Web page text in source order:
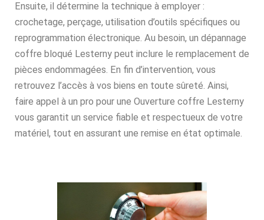
Ensuite, il détermine la technique à employer :
crochetage, perçage, utilisation d’outils spécifiques ou
reprogrammation électronique. Au besoin, un dépannage
coffre bloqué Lesterny peut inclure le remplacement de
pièces endommagées. En fin d’intervention, vous
retrouvez l’accès à vos biens en toute sûreté. Ainsi,
faire appel à un pro pour une Ouverture coffre Lesterny
vous garantit un service fiable et respectueux de votre
matériel, tout en assurant une remise en état optimale.